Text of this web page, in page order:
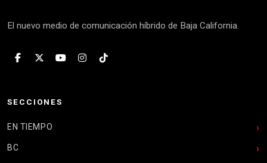
El nuevo medio de comunicación híbrido de Baja California.
SECCIONES
EN TIEMPO
BC